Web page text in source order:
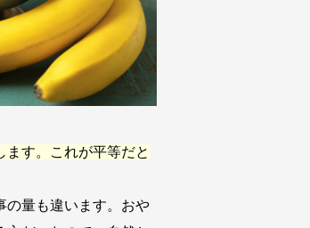
す。これが平等だと
の量も違います。おや